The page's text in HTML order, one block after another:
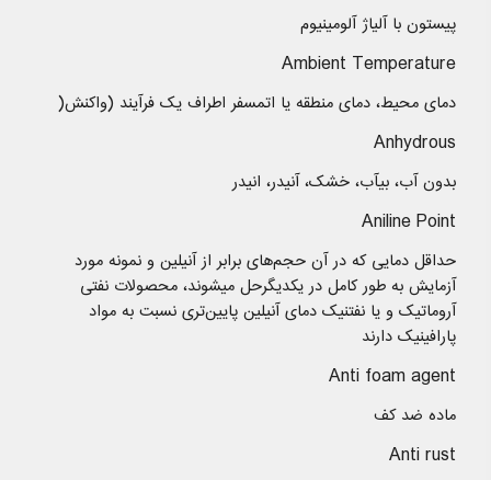
پیستون با آلیاژ آلومینیوم
Ambient Temperature
دمای محیط، دمای منطقه یا اتمسفر اطراف یک فرآیند (واکنش(
Anhydrous
بدون آب، بیآب، خشک، آنیدر، انیدر
Aniline Point
حداقل دمایی که در آن حجم‌های برابر از آنیلین و نمونه مورد
آزمایش به طور کامل در یکدیگرحل میشوند، محصولات نفتی
آروماتیک و یا نفتنیک دمای آنیلین پایین‌تری نسبت به مواد
پارافینیک دارند
Anti foam agent
ماده ضد كف
Anti rust